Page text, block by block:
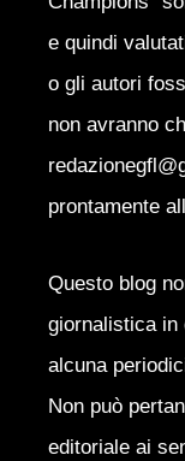
e quindi
o gli autori
non avranno
prontamente
Questo blog
giornalistica in
alcuna
Non può
editoriale ai